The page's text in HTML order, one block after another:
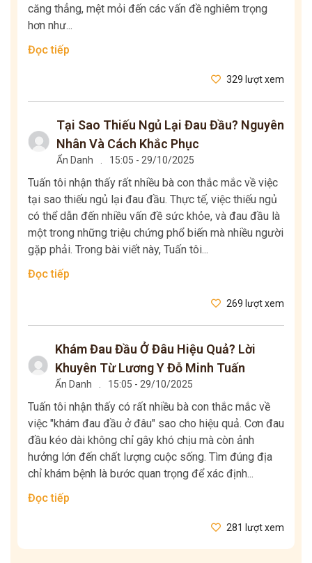
căng thẳng, mệt mỏi đến các vấn đề nghiêm trọng
hơn như...
Đọc tiếp
329 lượt xem
Tại Sao Thiếu Ngủ Lại Đau Đầu? Nguyên
Nhân Và Cách Khắc Phục
Ẩn Danh 15:05 - 29/10/2025
Tuấn tôi nhận thấy rất nhiều bà con thắc mắc về việc
tại sao thiếu ngủ lại đau đầu. Thực tế, việc thiếu ngủ
có thể dẫn đến nhiều vấn đề sức khỏe, và đau đầu là
một trong những triệu chứng phổ biến mà nhiều người
gặp phải. Trong bài viết này, Tuấn tôi...
Đọc tiếp
269 lượt xem
Khám Đau Đầu Ở Đâu Hiệu Quả? Lời
Khuyên Từ Lương Y Đỗ Minh Tuấn
Ẩn Danh 15:05 - 29/10/2025
Tuấn tôi nhận thấy có rất nhiều bà con thắc mắc về
việc "khám đau đầu ở đâu" sao cho hiệu quả. Cơn đau
đầu kéo dài không chỉ gây khó chịu mà còn ảnh
hưởng lớn đến chất lượng cuộc sống. Tìm đúng địa
chỉ khám bệnh là bước quan trọng để xác định...
Đọc tiếp
281 lượt xem